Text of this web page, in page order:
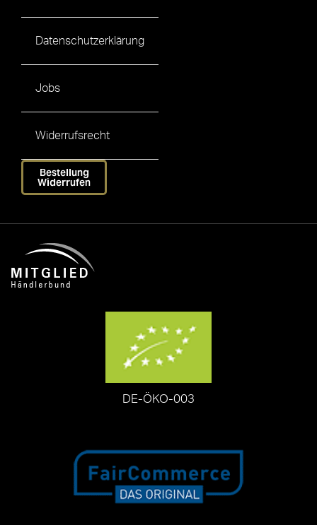
Datenschutzerklärung
Jobs
Widerrufsrecht
Bestellung
Widerrufen
DE-ÖKO-003